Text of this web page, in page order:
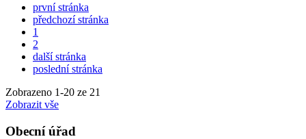
první stránka
předchozí stránka
1
2
další stránka
poslední stránka
Zobrazeno 1-20 ze 21
Zobrazit vše
Obecní úřad